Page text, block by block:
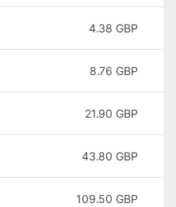
4.38 GBP
8.76 GBP
21.90 GBP
43.80 GBP
109.50 GBP